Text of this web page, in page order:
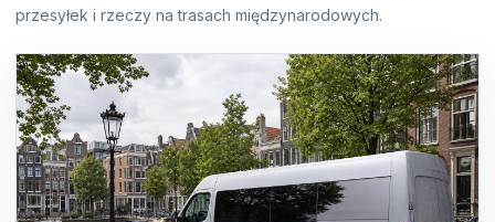
przesyłek i rzeczy na trasach międzynarodowych.